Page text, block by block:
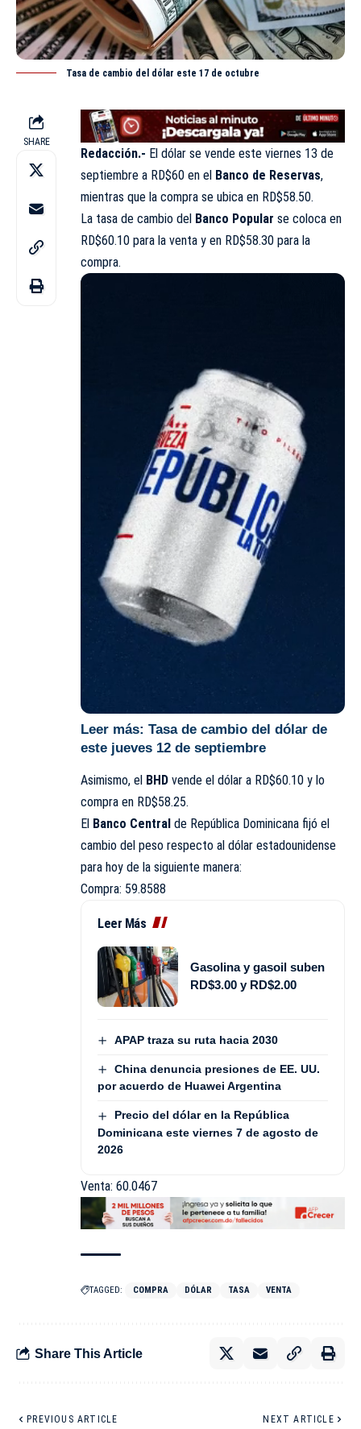
Tasa de cambio del dólar este 17 de octubre
SHARE
Redacción.- El dólar se vende este viernes 13 de
septiembre a RD$60 en el Banco de Reservas,
mientras que la compra se ubica en RD$58.50.
La tasa de cambio del Banco Popular se coloca en
RD$60.10 para la venta y en RD$58.30 para la
compra.
Leer más: Tasa de cambio del dólar de
este jueves 12 de septiembre
Asimismo, el BHD vende el dólar a RD$60.10 y lo
compra en RD$58.25.
El Banco Central de República Dominicana fijó el
cambio del peso respecto al dólar estadounidense
para hoy de la siguiente manera:
Compra: 59.8588
Leer Más
Gasolina y gasoil suben
RD$3.00 y RD$2.00
APAP traza su ruta hacia 2030
China denuncia presiones de EE. UU.
por acuerdo de Huawei Argentina
Precio del dólar en la República
Dominicana este viernes 7 de agosto de
2026
Venta: 60.0467
TAGGED: COMPRA DÓLAR TASA VENTA
Share This Article
PREVIOUS ARTICLE NEXT ARTICLE